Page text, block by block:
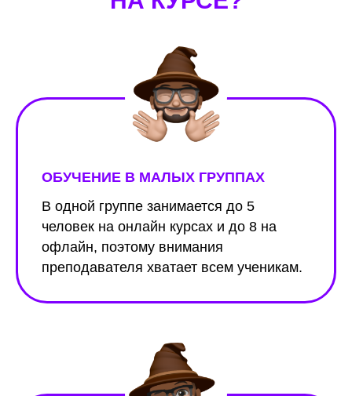
ОБУЧЕНИЕ В МАЛЫХ ГРУППАХ
В одной группе занимается до 5
человек на онлайн курсах и до 8 на
офлайн, поэтому внимания
преподавателя хватает всем ученикам.